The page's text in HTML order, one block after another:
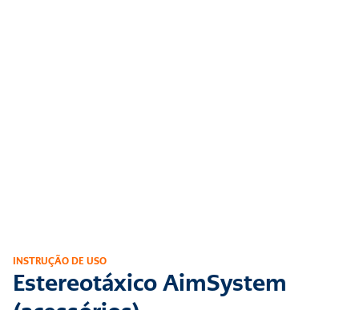
INSTRUÇÃO DE USO
Estereotáxico AimSystem